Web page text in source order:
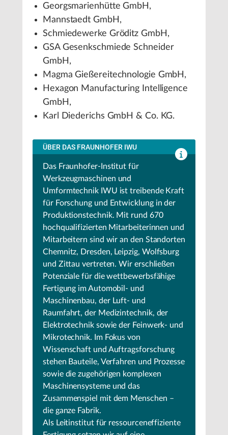
Georgsmarienhütte GmbH,
Mannstaedt GmbH,
Schmiedewerke Gröditz GmbH,
GSA Gesenkschmiede Schneider
GmbH,
Magma Gießereitechnologie GmbH,
Hexagon Manufacturing Intelligence
GmbH,
Karl Diederichs GmbH & Co. KG.
ÜBER DAS FRAUNHOFER IWU
Das Fraunhofer-Institut für
Werkzeugmaschinen und
Umformtechnik IWU ist treibende Kraft
für Forschung und Entwicklung in der
Produktionstechnik. Mit rund 670
hochqualifizierten Mitarbeiterinnen und
Mitarbeitern sind wir an den Standorten
Chemnitz, Dresden, Leipzig, Wolfsburg
und Zittau vertreten. Wir erschließen
Potenziale für die wettbewerbsfähige
Fertigung im Automobil- und
Maschinenbau, der Luft- und
Raumfahrt, der Medizintechnik, der
Elektrotechnik sowie der Feinwerk- und
Mikrotechnik. Im Fokus von
Wissenschaft und Auftragsforschung
stehen Bauteile, Verfahren und Prozesse
sowie die zugehörigen komplexen
Maschinensysteme und das
Zusammenspiel mit dem Menschen –
die ganze Fabrik.
Als Leitinstitut für ressourceneffiziente